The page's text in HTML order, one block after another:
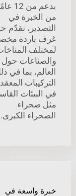
بدعم من 12 عامًا
في
نقدّم حلول
مخصصة
المناخات
حول
بما في ذلك
المعقدة
القاسية
الكبرى.
في